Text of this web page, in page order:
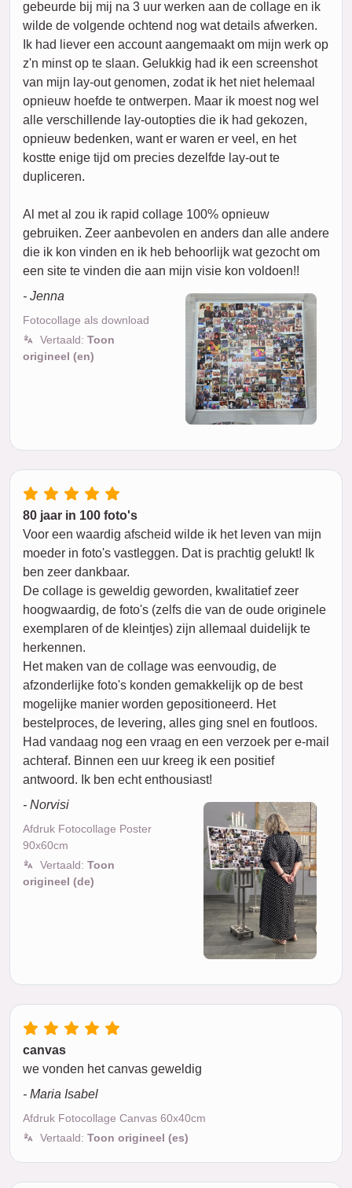
gebeurde bij mij na 3 uur werken aan de collage en ik
wilde de volgende ochtend nog wat details afwerken.
Ik had liever een account aangemaakt om mijn werk op
z'n minst op te slaan. Gelukkig had ik een screenshot
van mijn lay-out genomen, zodat ik het niet helemaal
opnieuw hoefde te ontwerpen. Maar ik moest nog wel
alle verschillende lay-outopties die ik had gekozen,
opnieuw bedenken, want er waren er veel, en het
kostte enige tijd om precies dezelfde lay-out te
dupliceren.
Al met al zou ik rapid collage 100% opnieuw
gebruiken. Zeer aanbevolen en anders dan alle andere
die ik kon vinden en ik heb behoorlijk wat gezocht om
een site te vinden die aan mijn visie kon voldoen!!
- Jenna
Fotocollage als download
Vertaald: Toon
origineel (en)
80 jaar in 100 foto's
Voor een waardig afscheid wilde ik het leven van mijn
moeder in foto's vastleggen. Dat is prachtig gelukt! Ik
ben zeer dankbaar.
De collage is geweldig geworden, kwalitatief zeer
hoogwaardig, de foto's (zelfs die van de oude originele
exemplaren of de kleintjes) zijn allemaal duidelijk te
herkennen.
Het maken van de collage was eenvoudig, de
afzonderlijke foto's konden gemakkelijk op de best
mogelijke manier worden gepositioneerd. Het
bestelproces, de levering, alles ging snel en foutloos.
Had vandaag nog een vraag en een verzoek per e-mail
achteraf. Binnen een uur kreeg ik een positief
antwoord. Ik ben echt enthousiast!
- Norvisi
Afdruk Fotocollage Poster
90x60cm
Vertaald: Toon
origineel (de)
canvas
we vonden het canvas geweldig
- Maria Isabel
Afdruk Fotocollage Canvas 60x40cm
Vertaald: Toon origineel (es)